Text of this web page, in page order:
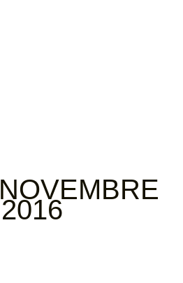
NOVEMBRE
2016